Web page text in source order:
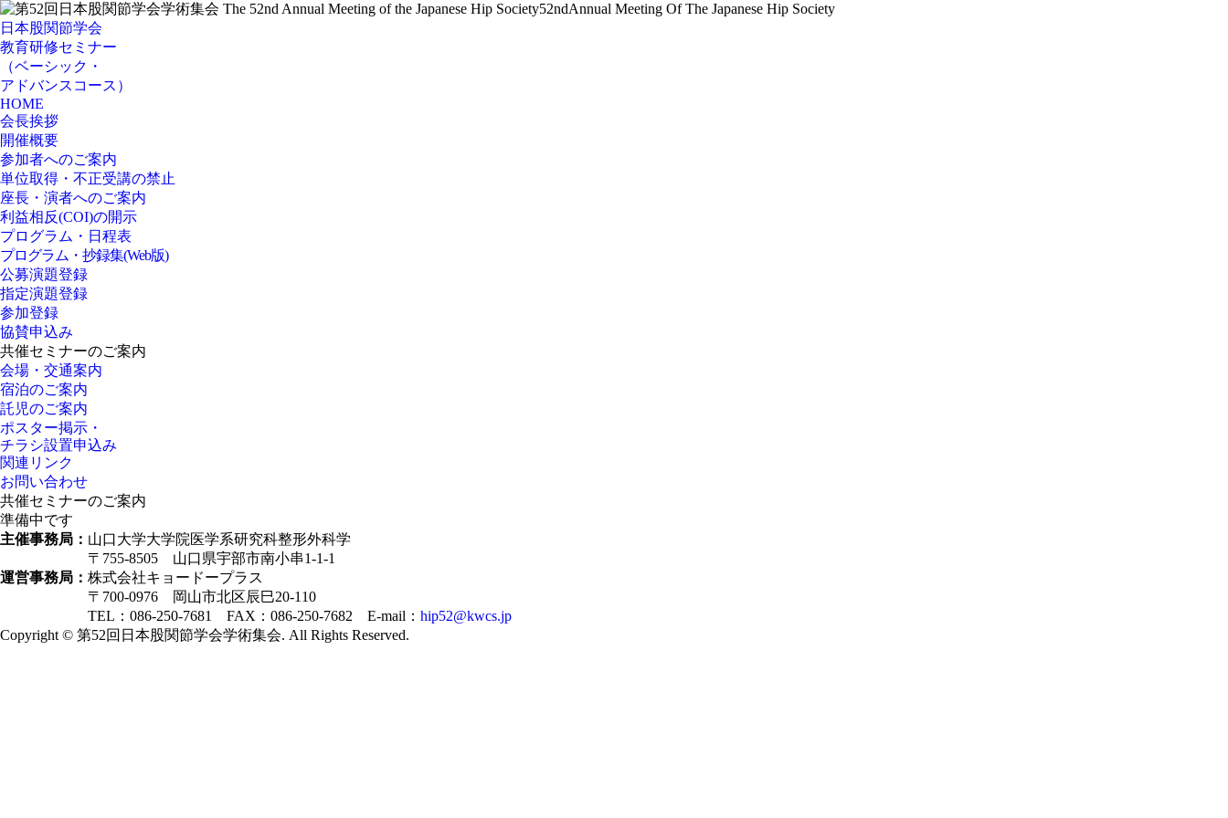
日本股関節学会
教育研修セミナー
（ベーシック・
アドバンスコース）
HOME
会長挨拶
開催概要
参加者へのご案内
単位取得・不正受講の禁止
座長・演者へのご案内
利益相反(COI)の開示
プログラム・日程表
プログラム・抄録集(Web版)
公募演題登録
指定演題登録
参加登録
協賛申込み
共催セミナーのご案内
会場・交通案内
宿泊のご案内
託児のご案内
ポスター掲示・
チラシ設置申込み
関連リンク
お問い合わせ
共催セミナーのご案内
準備中です
主催事務局： 山口大学大学院医学系研究科整形外科学
〒755-8505 山口県宇部市南小串1-1-1
運営事務局： 株式会社キョードープラス
〒700-0976 岡山市北区辰巳20-110
TEL：086-250-7681 FAX：086-250-7682 E-mail： hip52@kwcs.jp
Copyright © 第52回日本股関節学会学術集会. All Rights Reserved.